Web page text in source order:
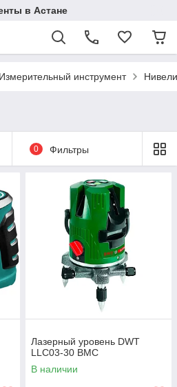
в Астане
Измерительный инструмент
0 Фильтры
Лазерный уровень DWT
LLC03-30 BMC
В наличии